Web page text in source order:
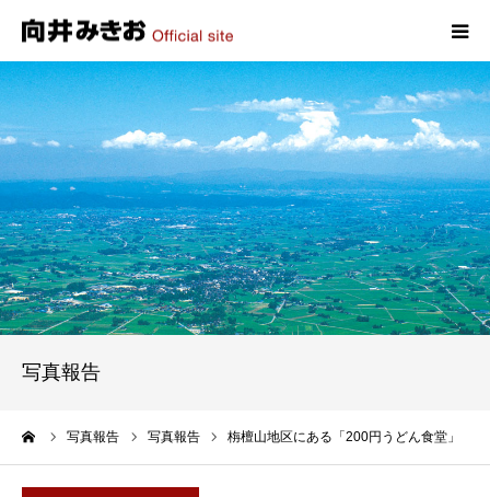
写真報告
写真報告 写真報告 栴檀山地区にある「200円うどん食堂」
HOME
プロフィール
政策
活動報告